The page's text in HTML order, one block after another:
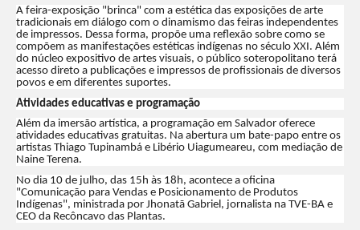
A feira-exposição "brinca" com a estética das exposições de arte
tradicionais em diálogo com o dinamismo das feiras independentes
de impressos. Dessa forma, propõe uma reflexão sobre como se
compõem as manifestações estéticas indígenas no século XXI. Além
do núcleo expositivo de artes visuais, o público soteropolitano terá
acesso direto a publicações e impressos de profissionais de diversos
povos e em diferentes suportes.
Atividades educativas e programação
Além da imersão artística, a programação em Salvador oferece
atividades educativas gratuitas. Na abertura um bate-papo entre os
artistas Thiago Tupinambá e Libério Uiagumeareu, com mediação de
Naine Terena.
No dia 10 de julho, das 15h às 18h, acontece a oficina
"Comunicação para Vendas e Posicionamento de Produtos
Indígenas", ministrada por Jhonatã Gabriel, jornalista na TVE-BA e
CEO da Recôncavo das Plantas.